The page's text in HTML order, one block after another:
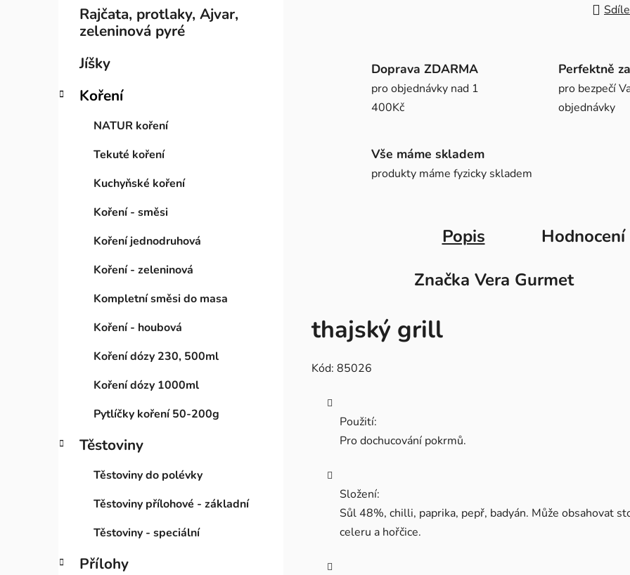
Rajčata, protlaky, Ajvar,
zeleninová pyré
Jíšky
Koření
NATUR koření
Tekuté koření
Kuchyňské koření
Koření - směsi
Koření jednodruhová
Koření - zeleninová
Kompletní směsi do masa
Koření - houbová
Koření dózy 230, 500ml
Koření dózy 1000ml
Pytlíčky koření 50-200g
Těstoviny
Těstoviny do polévky
Těstoviny přílohové - základní
Těstoviny - speciální
Přílohy
Doprava ZDARMA
pro objednávky nad 1
400Kč
Perfektně
pro bezpečí
objednávky
Vše máme skladem
produkty máme fyzicky skladem
Popis
Hodnocení
Značka Vera Gurmet
thajský grill
Kód: 85026
Použití:
Pro dochucování pokrmů.
Složení:
Sůl 48%, chilli, paprika, pepř, badyán. Může obsahovat
celeru a hořčice.